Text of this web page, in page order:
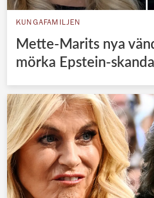
KUNGAFAMILJEN
Mette-Marits nya
mörka Epstein-